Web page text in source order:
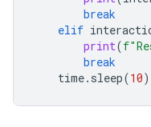
break
elif
print(f
break
time. sleep(10)